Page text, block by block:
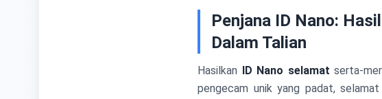
Penjana ID Nano:
Dalam Talian
Hasilkan ID Nano selamat serta-
pengecam unik yang padat,